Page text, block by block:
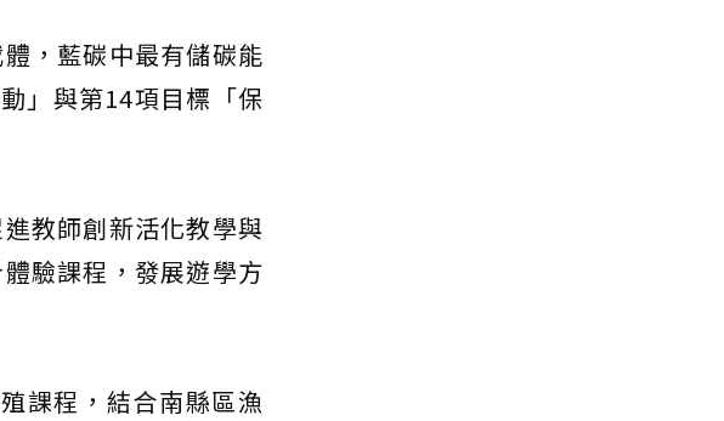
，藍碳中最有儲碳能
」與第14項目標「保
教師創新活化教學與
驗課程，發展遊學方
課程，結合南縣區漁